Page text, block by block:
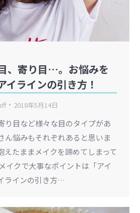
、寄り目…。お悩みを
イラインの引き方！
2018年5月14日
り目など様々な目のタイプがあ
ん悩みもそれぞれあると思いま
えたままメイクを諦めてしまって
イクで大事なポイントは「アイ
ラインの引き方…